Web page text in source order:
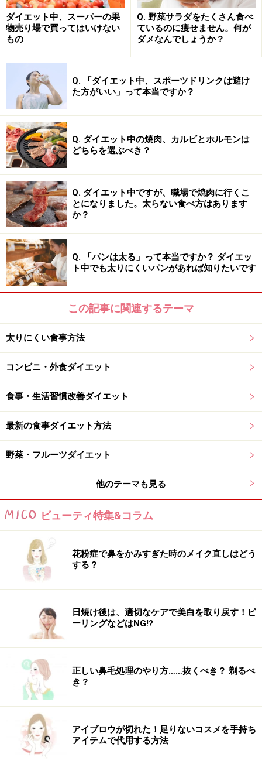
朝ごはんのパンが太る理由1：油の量とおか
ずの中身
軽い食感で食べやすいパン。どうして太りやすいの？
AとBの決定的な違い、それは「油」の量です。ご飯茶碗
1杯分で脂質は0.4gほどですが、ロールパンは2個で
4.8g。目玉焼きとウインナーを油で焼けば、その分油の
摂取量はさらに増えてしまいます。ロールパンに限った
ことではなく、一般的に主食がパンの場合、ウインナー
やベーコンなど必然的に油っぽいおかずと組み合わせる
ことが多い上に魚よりも肉を選ぶ傾向が強く、さらにパ
ンにジャムやバターなどのスプレッドをつけると、それ
だけで一気に糖質・脂質の摂取量が増えてしまいます。
たまに食べる程度であれば問題ありませんが、ほぼ毎日
パンを食べているという人は要注意です。
また、パン食の場合食べるおかずがほぼ毎回同じ、とい
ても、1週間、1カ月単位で見ると栄養バランスに偏りが
出て代謝が落ちてしまいます。代謝を活発にして痩せ体
須です。ということは、毎日同じものばかりを食べてい
るのはダイエットにおいてはマイナス、と言えます。
朝ごはんのパンが太る理由2：消化が早くす
ぐに空腹になるから
ご飯なら腹もちが良い！
お店でよく売られている一般的なパンは小麦粉からでき
なっているお米に比べると、早い時間で消化できます。
消化が早いということは、それだけ空腹になりやすい、
ということ。必然的に、昼食までの間の間食が増えた
り、強い空腹により昼食でカロリーの高いものを選んだ
り過食につながってしまいます。一方、朝食がご飯の場
合は腹持ちがパンよりもぐんと良くなるため、昼食まで
強い空腹を感じません。間食の必要もない上に、昼食で
過食する心配もありません。
ダイエット中、スーパーの果
物売り場で買ってはいけない
もの
Q. 野菜サラダをたくさん食べ
ているのに痩せません。何が
ダメなんでしょうか？
Q. 「ダイエット中、スポーツドリンクは避け
た方がいい」って本当ですか？
Q. ダイエット中の焼肉、カルビとホルモンは
どちらを選ぶべき？
Q. ダイエット中ですが、職場で焼肉に行くこ
とになりました。太らない食べ方はあります
か？
Q. 「パンは太る」って本当ですか？ ダイエッ
ト中でも太りにくいパンがあれば知りたいです
この記事に関連するテーマ
太りにくい食事方法
コンビニ・外食ダイエット
食事・生活習慣改善ダイエット
最新の食事ダイエット方法
野菜・フルーツダイエット
他のテーマも見る
ビューティ特集&コラム
花粉症で鼻をかみすぎた時のメイク直しはどう
する？
日焼け後は、適切なケアで美白を取り戻す！ピ
ーリングなどはNG!?
正しい鼻毛処理のやり方……抜くべき？ 剃るべ
き？
アイブロウが切れた！足りないコスメを手持ち
アイテムで代用する方法